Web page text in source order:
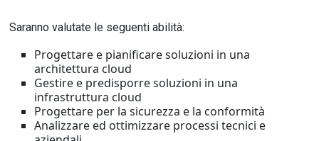
Saranno valutate le seguenti abilità:
Progettare e pianificare soluzioni in una
architettura cloud
Gestire e predisporre soluzioni in una
infrastruttura cloud
Progettare per la sicurezza e la conformità
Analizzare ed ottimizzare processi tecnici e